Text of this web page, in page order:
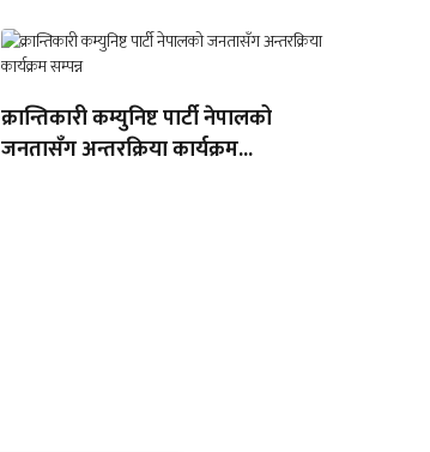
क्रान्तिकारी कम्युनिष्ट पार्टी नेपालको
जनतासँग अन्तरक्रिया कार्यक्रम...